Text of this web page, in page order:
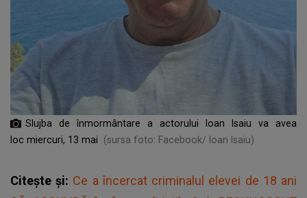
Slujba de înmormântare a actorului Ioan Isaiu va avea
loc miercuri, 13 mai
(sursa foto: Facebook/ Ioan Isaiu)
Citește și: Ce a încercat criminalul elevei de 18 ani